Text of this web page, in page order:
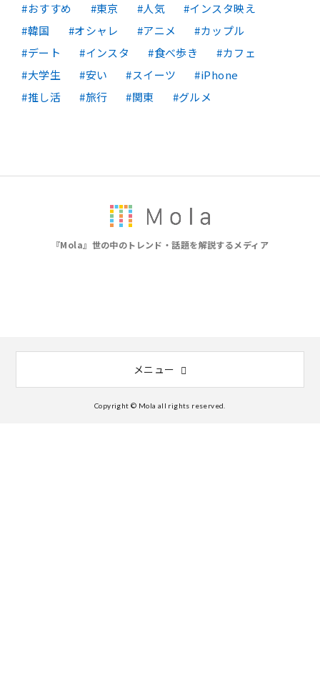
おすすめ 東京 人気
インスタ映え
韓国
オシャレ アニメ
カップル
デート
インスタ 食べ歩き
カフェ
大学生
安い スイーツ
iPhone
推し活
旅行 関東 グルメ
『Mola』世の中のトレンド・話題を解説するメディア
メニュー
Copyright © Mola all rights reserved.